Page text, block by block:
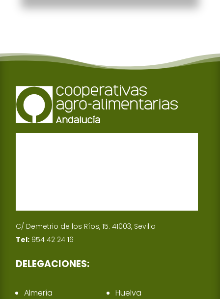
C/ Demetrio de los Ríos, 15. 41003, Sevilla
Tel: 954 42 24 16
DELEGACIONES:
Almería
Huelva